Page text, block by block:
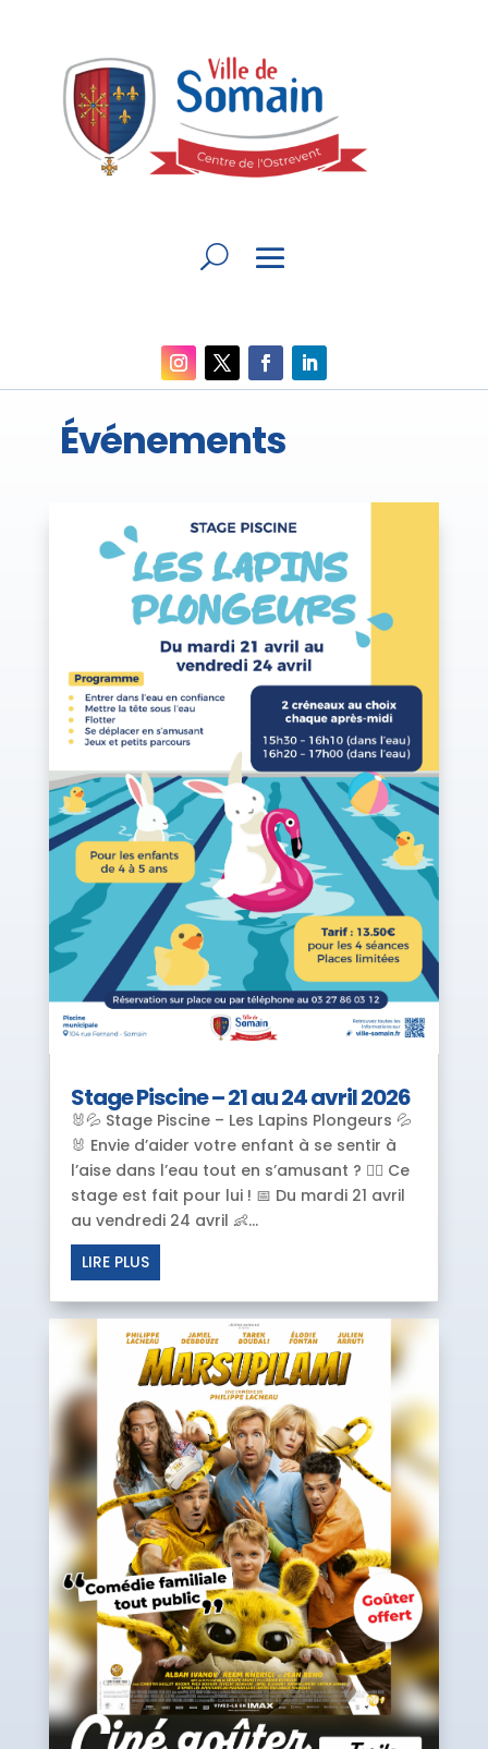
Événements
Stage Piscine – 21 au 24 avril 2026
🐰💦 Stage Piscine – Les Lapins Plongeurs 💦
🐰 Envie d’aider votre enfant à se sentir à
l’aise dans l’eau tout en s’amusant ? 🏊‍♂️ Ce
stage est fait pour lui ! 📅 Du mardi 21 avril
au vendredi 24 avril 👶...
LIRE PLUS